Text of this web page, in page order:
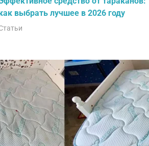
выбрать лучшее в 2026 году